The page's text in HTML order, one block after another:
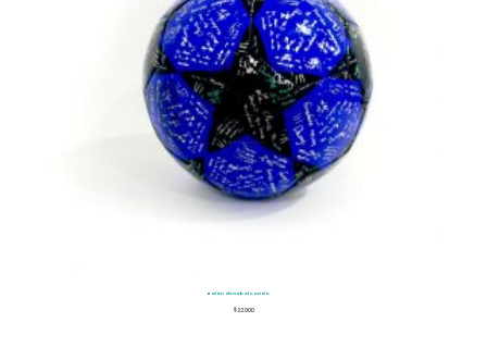
Balón de Futbol Cocido
$22.000